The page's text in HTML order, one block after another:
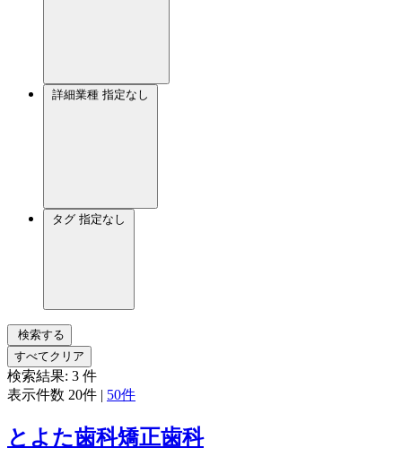
詳細業種 指定なし
タグ 指定なし
検索する
すべてクリア
検索結果: 3 件
表示件数 20件 | 50件
とよた歯科矯正歯科